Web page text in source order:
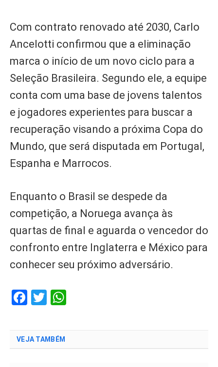
Com contrato renovado até 2030, Carlo
Ancelotti confirmou que a eliminação
marca o início de um novo ciclo para a
Seleção Brasileira. Segundo ele, a equipe
conta com uma base de jovens talentos
e jogadores experientes para buscar a
recuperação visando a próxima Copa do
Mundo, que será disputada em Portugal,
Espanha e Marrocos.
Enquanto o Brasil se despede da
competição, a Noruega avança às
quartas de final e aguarda o vencedor do
confronto entre Inglaterra e México para
conhecer seu próximo adversário.
Facebook
Twitter
VEJA TAMBÉM